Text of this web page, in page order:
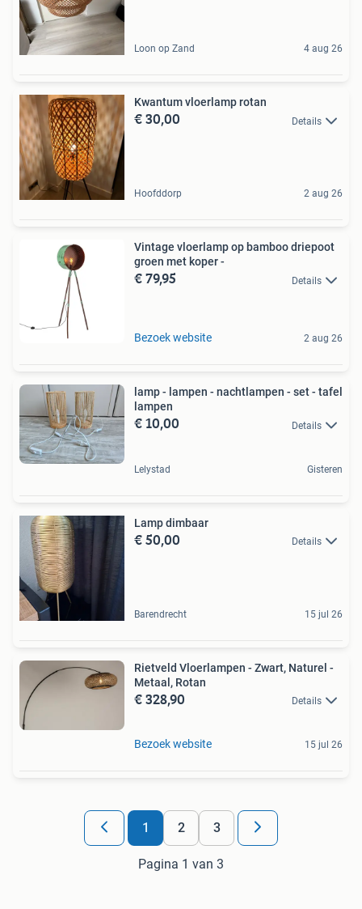
Loon op Zand 4 aug 26
Kwantum vloerlamp rotan
€ 30,00 Details
Hoofddorp 2 aug 26
Vintage vloerlamp op bamboo driepoot
groen met koper -
€ 79,95 Details
Bezoek website 2 aug 26
lamp - lampen - nachtlampen - set - tafel
lampen
€ 10,00 Details
Lelystad Gisteren
Lamp dimbaar
€ 50,00 Details
Barendrecht 15 jul 26
Rietveld Vloerlampen - Zwart, Naturel -
Metaal, Rotan
€ 328,90 Details
Bezoek website 15 jul 26
1 2 3
Pagina 1 van 3